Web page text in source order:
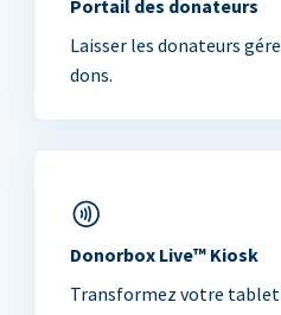
Portail des donateurs
Laisser les donateurs
dons.
Donorbox Live™ Kiosk
Transformez votre